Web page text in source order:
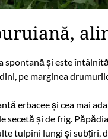
spontană și este
pe marginea
erbacee și cea mai
secetă și de frig.
tulpini lungi și subțiri,